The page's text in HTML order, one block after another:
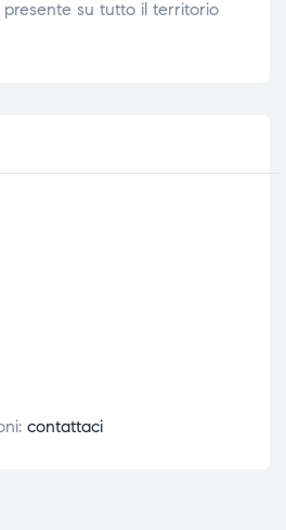
su tutto il territorio
contattaci